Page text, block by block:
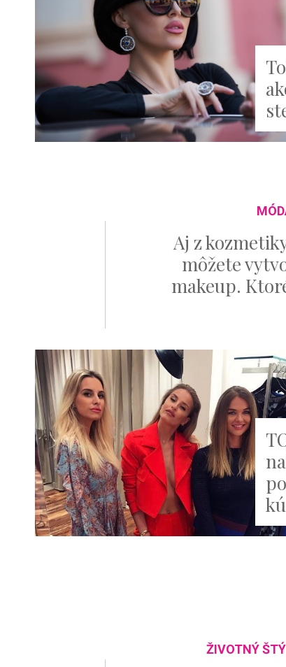
Aj z
môžete
makeup.
ŽIVOTNÝ